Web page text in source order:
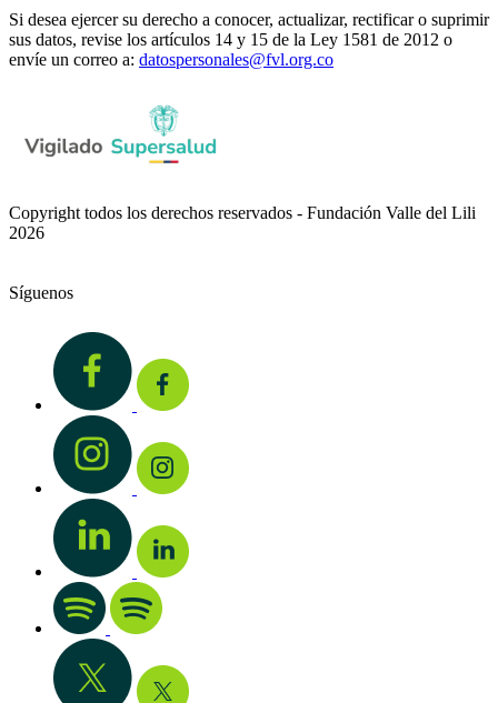
Si desea ejercer su derecho a conocer, actualizar, rectificar o suprimir
sus datos, revise los artículos 14 y 15 de la Ley 1581 de 2012 o
envíe un correo a: datospersonales@fvl.org.co
Copyright todos los derechos reservados - Fundación Valle del Lili
2026
Síguenos